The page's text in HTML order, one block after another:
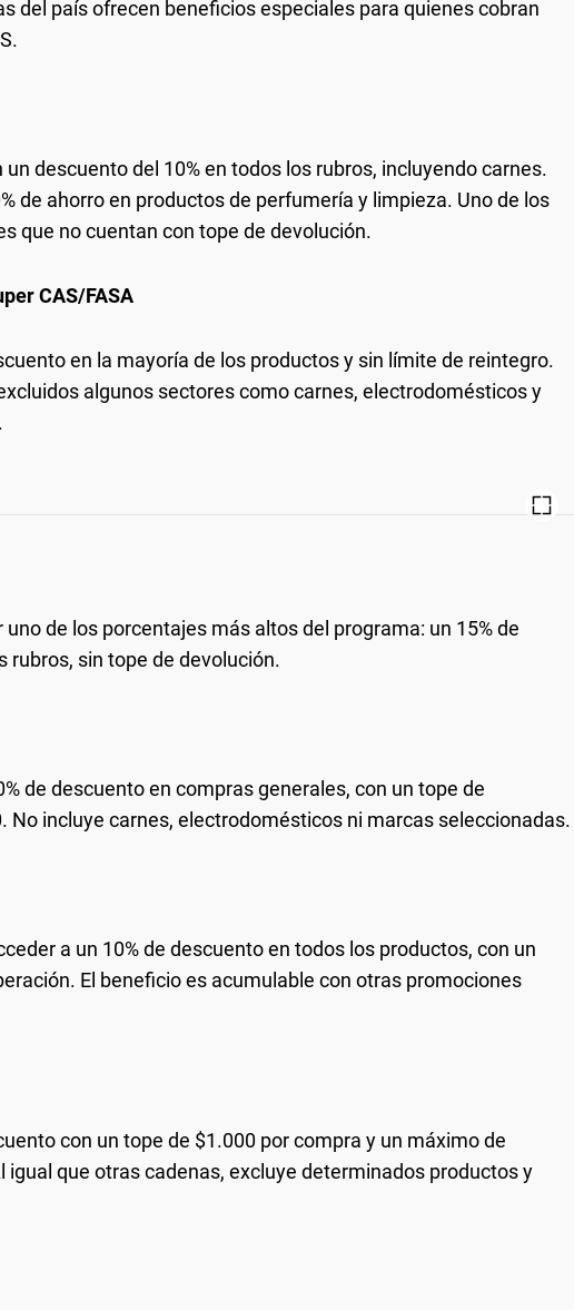
del país ofrecen beneficios especiales para quienes cobran
descuento del 10% en todos los rubros, incluyendo carnes.
de ahorro en productos de perfumería y limpieza. Uno de los
que no cuentan con tope de devolución.
CAS/FASA
en la mayoría de los productos y sin límite de reintegro.
algunos sectores como carnes, electrodomésticos y
de los porcentajes más altos del programa: un 15% de
rubros, sin tope de devolución.
de descuento en compras generales, con un tope de
No incluye carnes, electrodomésticos ni marcas seleccionadas.
a un 10% de descuento en todos los productos, con un
El beneficio es acumulable con otras promociones
con un tope de $1.000 por compra y un máximo de
igual que otras cadenas, excluye determinados productos y